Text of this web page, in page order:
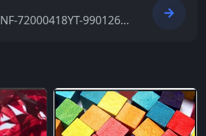
72000418YT-9901262